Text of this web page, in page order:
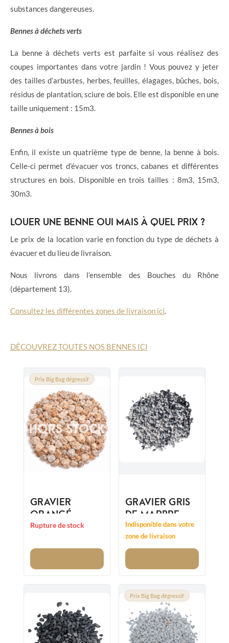
substances dangereuses.
Bennes à déchets verts
La benne à déchets verts est parfaite si vous réalisez des
coupes importantes dans votre jardin ! Vous pouvez y jeter
des tailles d’arbustes, herbes, feuilles, élagages, bûches, bois,
résidus de plantation, sciure de bois. Elle est disponible en une
taille uniquement : 15m3.
Bennes à bois
Enfin, il existe un quatrième type de benne, la benne à bois.
Celle-ci permet d’évacuer vos troncs, cabanes et différentes
structures en bois. Disponible en trois tailles : 8m3, 15m3,
30m3.
LOUER UNE BENNE OUI MAIS À QUEL PRIX ?
Le prix de la location varie en fonction du type de déchets à
évacuer et du lieu de livraison.
Nous livrons dans l’ensemble des Bouches du Rhône
(département 13).
Consultez les différentes zones de livraison ici
DÉCOUVREZ TOUTES NOS BENNES ICI
Prix Big Bag dégressif
GRAVIER
ORANGÉ
VALENCIA
Rupture de stock
GRAVIER GRIS
DE MARBRE
CONCASSÉ
NEVADA
8/12MM
Indisponible dans votre
zone de livraison
Prix Big Bag dégressif